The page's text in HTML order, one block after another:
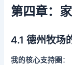
第四章：
4.1 德州牧场
我的核心支持圈 ：